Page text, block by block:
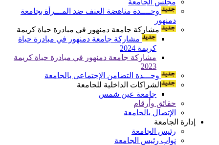
وحــــدة مناهضة العنف ضد المـــرأة بجامعة
دمنهور
مشاركة جامعة دمنهور في مبادرة حياة كريمة
مشاركة جامعة دمنهور في مبادرة حياة
كريمة 2024
مشاركة جامعة دمنهور في مبادرة حياة كريمة
2023
وحـــدة التضامن الإجتماعى بالجامعة
الشراكات الداخلية للجامعة
جامعة عين شمس
حقائق وأرقام
الإتصال بالجامعة
إدارة الجامعة
رئيس الجامعة
نواب رئيس الجامعة